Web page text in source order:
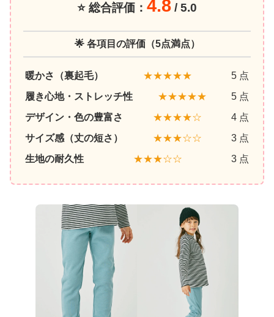
⭐ 総合評価： 4.8 / 5.0
🌟 各項目の評価（5点満点）
暖かさ（裏起毛） ★★★★★
5 点
履き心地・ストレッチ性
★★★★★
5 点
デザイン・色の豊富さ
★★★★☆
4 点
サイズ感（丈の短さ）
★★★☆☆
3 点
生地の耐久性
★★★☆☆ 3 点